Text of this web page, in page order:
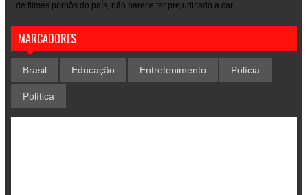
de filmes pornôs do país, não parece ter prejudicado a car...
MARCADORES
Brasil Educação Entretenimento Polícia
Política